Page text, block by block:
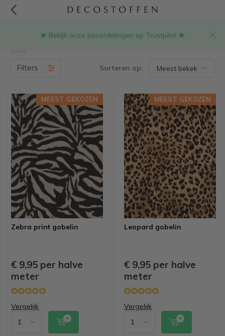
★ Bekijk onze beoordelingen op Trustpilot ★
Producten getagd met gobelin stoffen
(36)
Filters Sorteren op:
Zebra print gobelin
MEEST GEKOZEN
€ 9,95 per halve
meter
Vergelijk
Leopard gobelin
MEEST GEKOZEN
€ 9,95 per halve
meter
Vergelijk